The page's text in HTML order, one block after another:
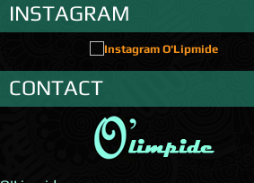
INSTAGRAM
CONTACT